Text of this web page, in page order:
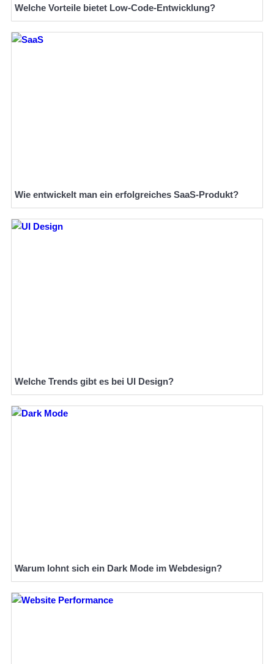
Welche Vorteile bietet Low-Code-Entwicklung?
Wie entwickelt man ein erfolgreiches SaaS-Produkt?
Welche Trends gibt es bei UI Design?
Warum lohnt sich ein Dark Mode im Webdesign?